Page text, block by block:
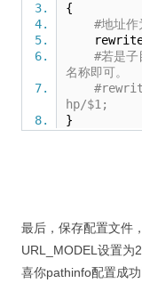
{
#地址作
rewrite
#若是子目
名称即可。
#rewrite
hp/$1;
}
最后，保存配置文件
URL_MODEL设置为
喜你pathinfo配置成功